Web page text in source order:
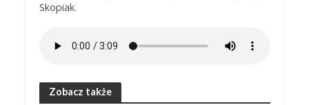
Skopiak.
Zobacz także